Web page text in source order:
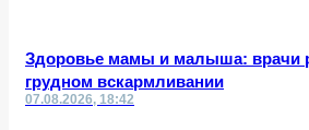
Здоровье мамы и малыша: врачи
грудном вскармливании
07.08.2026, 18:42